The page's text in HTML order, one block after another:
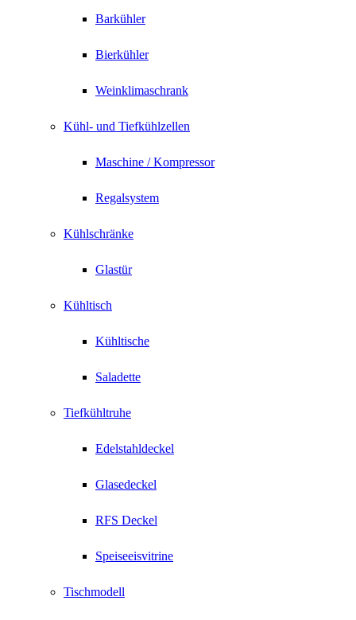
Barkühler
Bierkühler
Weinklimaschrank
Kühl- und Tiefkühlzellen
Maschine / Kompressor
Regalsystem
Kühlschränke
Glastür
Kühltisch
Kühltische
Saladette
Tiefkühltruhe
Edelstahldeckel
Glasedeckel
RFS Deckel
Speiseeisvitrine
Tischmodell